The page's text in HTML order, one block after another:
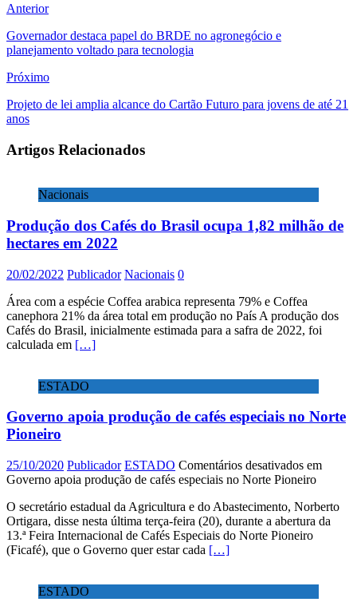
Anterior
Governador destaca papel do BRDE no agronegócio e
planejamento voltado para tecnologia
Próximo
Projeto de lei amplia alcance do Cartão Futuro para jovens de até 21
anos
Artigos Relacionados
Nacionais
Produção dos Cafés do Brasil ocupa 1,82 milhão de
hectares em 2022
20/02/2022 Publicador Nacionais 0
Área com a espécie Coffea arabica representa 79% e Coffea
canephora 21% da área total em produção no País A produção dos
Cafés do Brasil, inicialmente estimada para a safra de 2022, foi
calculada em […]
ESTADO
Governo apoia produção de cafés especiais no Norte
Pioneiro
25/10/2020 Publicador ESTADO Comentários desativados em
Governo apoia produção de cafés especiais no Norte Pioneiro
O secretário estadual da Agricultura e do Abastecimento, Norberto
Ortigara, disse nesta última terça-feira (20), durante a abertura da
13.ª Feira Internacional de Cafés Especiais do Norte Pioneiro
(Ficafé), que o Governo quer estar cada […]
ESTADO